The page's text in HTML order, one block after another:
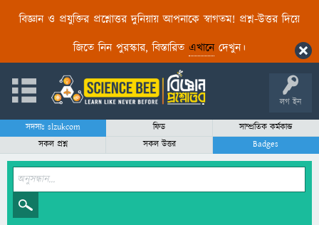
বিজ্ঞান ও প্রযুক্তির প্রশ্নোত্তর দুনিয়ায় আপনাকে স্বাগতম! প্রশ্ন-উত্তর দিয়ে
জিতে নিন পুরস্কার, বিস্তারিত এখানেদেখুন।
লগ ইন
সদস্যঃ slzukcom ফিড
সাম্প্রতিক কর্মকান্ড
সকল প্রশ্ন
সকল উত্তর Badges